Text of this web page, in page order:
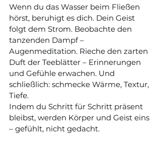
Wenn du das Wasser beim Fließen
hörst, beruhigt es dich. Dein Geist
folgt dem Strom. Beobachte den
tanzenden Dampf –
Augenmeditation. Rieche den zarten
Duft der Teeblätter – Erinnerungen
und Gefühle erwachen. Und
schließlich: schmecke Wärme, Textur,
Tiefe.
Indem du Schritt für Schritt präsent
bleibst, werden Körper und Geist eins
– gefühlt, nicht gedacht.